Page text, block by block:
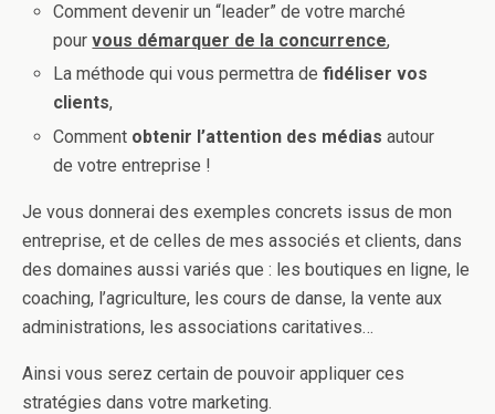
Comment devenir un “leader” de votre marché
pourvous démarquer de la concurrence,
La méthode qui vous permettra defidéliser vos
clients,
Comment obtenir l’attention des médias autour
de votre entreprise !
Je vous donnerai des exemples concrets issus de mon
entreprise, et de celles de mes associés et clients, dans
des domaines aussi variés que : les boutiques en ligne, le
coaching, l’agriculture, les cours de danse, la vente aux
administrations, les associations caritatives…
Ainsi vous serez certain de pouvoir appliquer ces
stratégies dans votre marketing.